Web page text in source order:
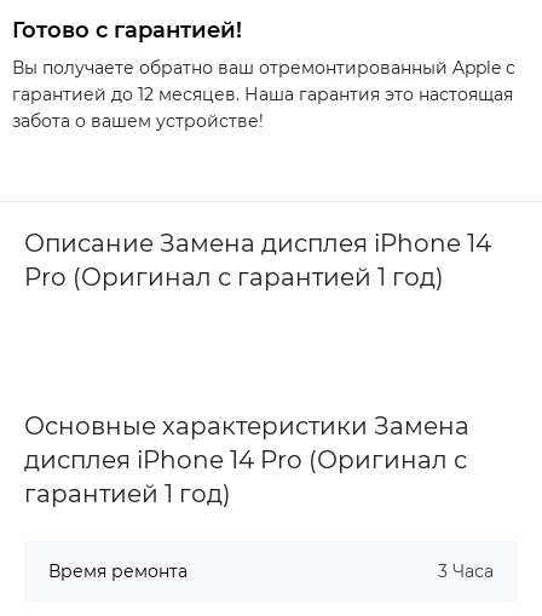
Готово с гарантией!
Вы получаете обратно ваш отремонтированный Apple с
гарантией до 12 месяцев. Наша гарантия это настоящая
забота о вашем устройстве!
Описание Замена дисплея iPhone 14
Pro (Оригинал с гарантией 1 год)
Основные характеристики Замена
дисплея iPhone 14 Pro (Оригинал с
гарантией 1 год)
Время ремонта 3 Часа